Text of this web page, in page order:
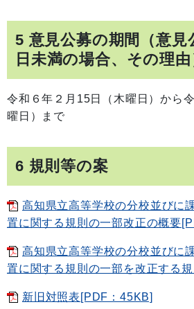
5 意見公募の期間（意見
日未満の場合、その理由
令和６年２月15日（木曜日）から
曜日）まで
6 規則等の案
高知県立高等学校の分校並びに
置に関する規則の一部改正の概要
高知県立高等学校の分校並びに
置に関する規則の一部を改正する
新旧対照表[PDF：45KB]